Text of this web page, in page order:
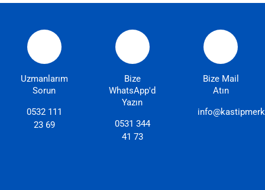
Uzmanlarımıza
Sorun
0532 111
23 69
Bize
WhatsApp'dan
Yazın
0531 344
41 73
Bize Mail
Atın